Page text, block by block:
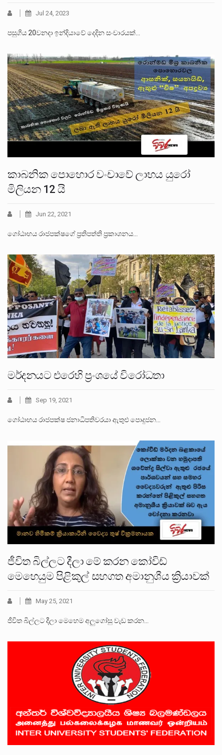
Jul 24, 2023
පසුගිය 20වනදා ඉන්දියාවේ දෙදින සංචාරයක්…
කාබනික පොහොර වංචාවේ ලාභය යුරෝ
මිලියන 12 යි
Jun 22, 2021
ගෝඨාභය රාජපක්ෂගේ ප්‍රතිපත්ති ප්‍රකාශනය…
මර්දනයට එරෙහි ප්‍රංශයේ විරෝධතා
Sep 19, 2021
ගෝඨාභය රාජපක්ෂ ජනාධිපතිවරයා ඇතුළු පොදුජන…
ජීවිත බිල්ලට දීලා මේ කරන කෝවිඩ්
මෙහෙයුම පිළිකුල් සහගත අමානුශීය ක්‍රියාවක්
May 25, 2021
ජීවිත බිල්ලට දීලා මෙහෙම අලුගෝසු වැඩ කරන…